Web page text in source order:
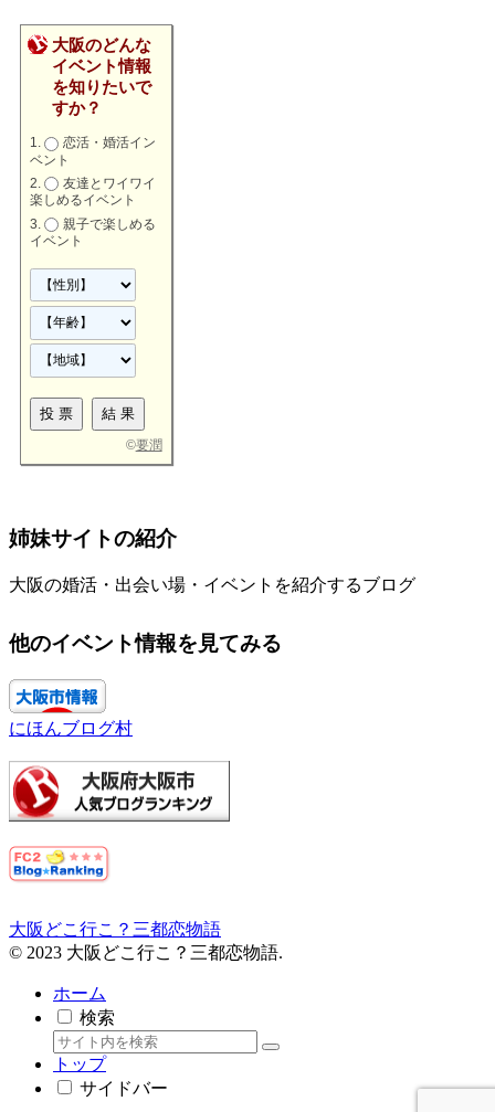
大阪のどんな
イベント情報
を知りたいで
すか？
恋活・婚活イン
ベント
友達とワイワイ
楽しめるイベント
親子で楽しめる
イベント
©要潤
姉妹サイトの紹介
大阪の婚活・出会い場・イベントを紹介するブログ
他のイベント情報を見てみる
にほんブログ村
大阪どこ行こ？三都恋物語
© 2023 大阪どこ行こ？三都恋物語.
ホーム
検索
トップ
サイドバー